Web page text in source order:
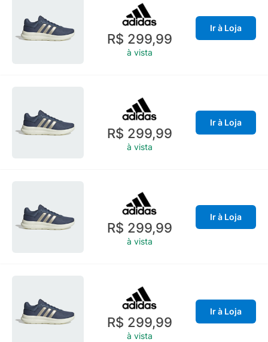
R$ 299,99
à vista
Ir à Loja
R$ 299,99
à vista
Ir à Loja
R$ 299,99
à vista
Ir à Loja
R$ 299,99
à vista
Ir à Loja